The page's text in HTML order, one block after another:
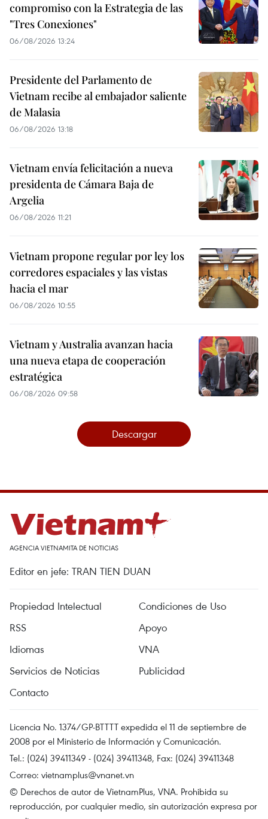
compromiso con la Estrategia de las
"Tres Conexiones"
06/08/2026 13:24
Presidente del Parlamento de
Vietnam recibe al embajador saliente
de Malasia
06/08/2026 13:18
Vietnam envía felicitación a nueva
presidenta de Cámara Baja de
Argelia
06/08/2026 11:21
Vietnam propone regular por ley los
corredores espaciales y las vistas
hacia el mar
06/08/2026 10:55
Vietnam y Australia avanzan hacia
una nueva etapa de cooperación
estratégica
06/08/2026 09:58
Descargar
AGENCIA VIETNAMITA DE NOTICIAS
Editor en jefe: TRAN TIEN DUAN
Propiedad Intelectual
Condiciones de Uso
RSS
Apoyo
Idiomas
VNA
Servicios de Noticias
Publicidad
Contacto
Licencia No. 1374/GP-BTTTT expedida el 11 de septiembre de
2008 por el Ministerio de Información y Comunicación.
Tel.: (024) 39411349 - (024) 39411348, Fax: (024) 39411348
Correo: vietnamplus@vnanet.vn
© Derechos de autor de VietnamPlus, VNA. Prohibida su
reproducción, por cualquier medio, sin autorización expresa por